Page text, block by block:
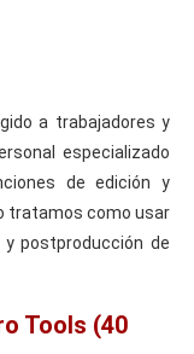
a trabajadores y
especializado
de edición y
tratamos como usar
postproducción de
Tools (40